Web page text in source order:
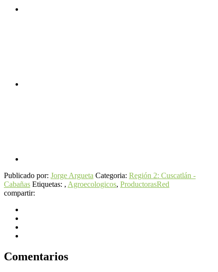
Publicado por: Jorge Argueta Categoria: Región 2: Cuscatlán -
Cabañas Etiquetas: , Agroecologicos, ProductorasRed
compartir:
Comentarios